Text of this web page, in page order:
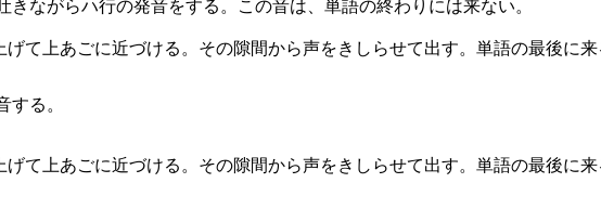
きながらハ行の発音をする。この音は、単語の終わりには来ない。
げて上あごに近づける。その隙間から声をきしらせて出す。単語の最後に
する。
げて上あごに近づける。その隙間から声をきしらせて出す。単語の最後に